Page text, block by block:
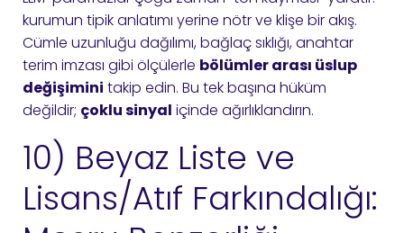
kurumun tipik anlatımı yerine nötr ve klişe bir akış.
Cümle uzunluğu dağılımı, bağlaç sıklığı, anahtar
terim imzası gibi ölçülerle bölümler arası üslup
değişimini takip edin. Bu tek başına hüküm
değildir; çoklu sinyal içinde ağırlıklandırın.
10) Beyaz Liste ve
Lisans/Atıf Farkındalığı: